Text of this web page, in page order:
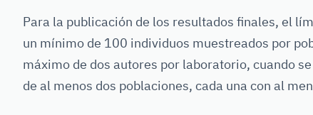
Para la publicación de los resultados finales, el
un mínimo de 100 individuos muestreados por
máximo de dos autores por laboratorio, cuando
de al menos dos poblaciones, cada una con al